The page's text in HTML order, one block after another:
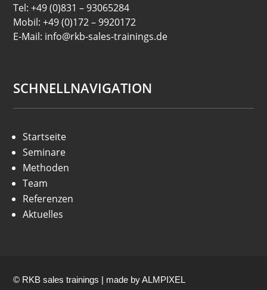
Tel: +49 (0)831 – 93065284
Mobil: +49 (0)172 – 9920172
E-Mail: info@rkb-sales-trainings.de
SCHNELLNAVIGATION
Startseite
Seminare
Methoden
Team
Referenzen
Aktuelles
© RKB sales trainings | made byALMPIXEL